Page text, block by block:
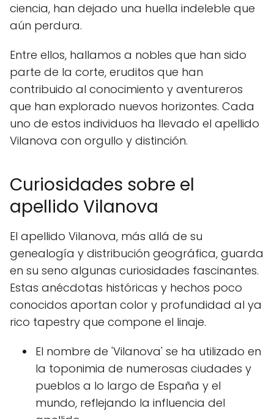
ciencia, han dejado una huella indeleble que
aún perdura.
Entre ellos, hallamos a nobles que han sido
parte de la corte, eruditos que han
contribuido al conocimiento y aventureros
que han explorado nuevos horizontes. Cada
uno de estos individuos ha llevado el apellido
Vilanova con orgullo y distinción.
Curiosidades sobre el
apellido Vilanova
El apellido Vilanova, más allá de su
genealogía y distribución geográfica, guarda
en su seno algunas curiosidades fascinantes.
Estas anécdotas históricas y hechos poco
conocidos aportan color y profundidad al ya
rico tapestry que compone el linaje.
El nombre de 'Vilanova' se ha utilizado en
la toponimia de numerosas ciudades y
pueblos a lo largo de España y el
mundo, reflejando la influencia del